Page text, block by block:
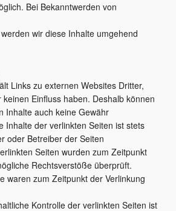
Bei Bekanntwerden von
wir diese Inhalte umgehend
Links zu externen Websites Dritter,
Einfluss haben. Deshalb können
Inhalte auch keine Gewähr
Inhalte der verlinkten Seiten ist stets
oder Betreiber der Seiten
Seiten wurden zum Zeitpunkt
Rechtsverstöße überprüft.
waren zum Zeitpunkt der Verlinkung
Kontrolle der verlinkten Seiten ist